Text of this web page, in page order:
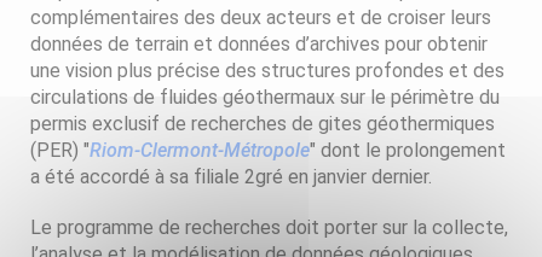
complémentaires des deux acteurs et de croiser leurs
données de terrain et données d’archives pour obtenir
une vision plus précise des structures profondes et des
circulations de fluides géothermaux sur le périmètre du
permis exclusif de recherches de gites géothermiques
(PER) "Riom-Clermont-Métropole" dont le prolongement
a été accordé à sa filiale 2gré en janvier dernier.
Le programme de recherches doit porter sur la collecte,